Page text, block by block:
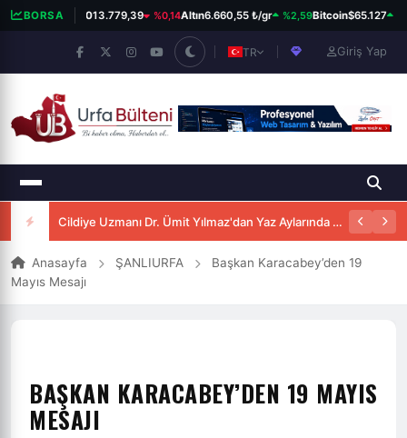
BORSA
BIST 10013.779,39 %0,14Altın6.660,55 ₺/gr %2,59Bitcoin$65.127
TR Giriş Yap
Cildiye Uzmanı Dr. Ümit Yılmaz'dan Yaz Aylarında Güneşten Korunma Uyarısı
Anasayfa ŞANLIURFA
Başkan Karacabey’den 19
Mayıs Mesajı
BAŞKAN KARACABEY’DEN 19 MAYIS
MESAJI